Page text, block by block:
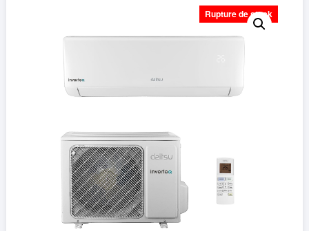
Rupture de stock